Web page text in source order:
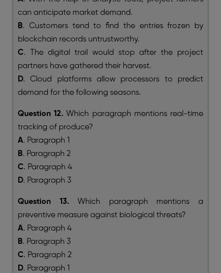
can anticipate market demand.
B. Customers tend to find the entries frozen by
blockchain records untrustworthy.
C. The digital trail would stop after the project
partners have gathered their harvest.
D. Cloud platforms allow processors to predict
demand for the following seasons.
Question 12. Which paragraph mentions real-time
tracking of produce?
A. Paragraph 1
B. Paragraph 2
C. Paragraph 4
D. Paragraph 3
Question 13. Which paragraph mentions a
preventive measure against biological threats?
A. Paragraph 4
B. Paragraph 3
C. Paragraph 2
D. Paragraph 1